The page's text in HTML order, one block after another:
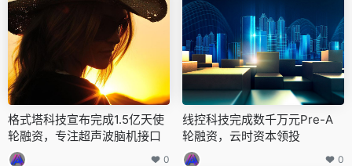
格式塔科技宣布完成1.5亿天使
轮融资，专注超声波脑机接口
0
线控科技完成数千万元Pre-A
轮融资，云时资本领投
0